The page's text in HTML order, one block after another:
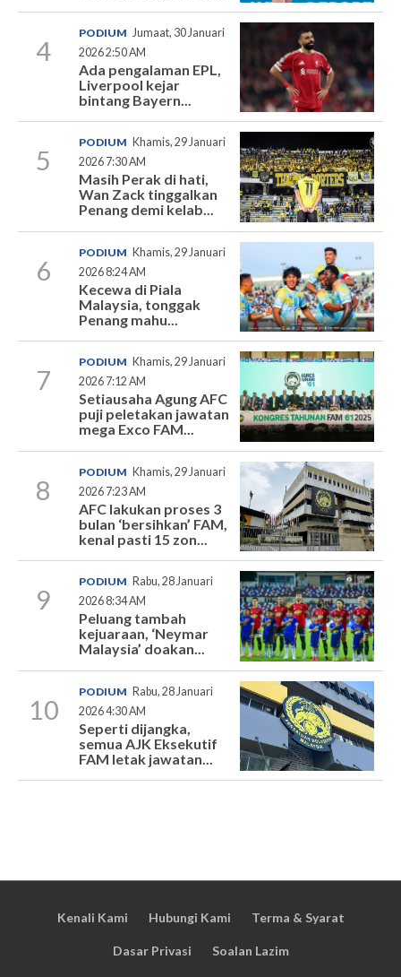
4
PODIUM Jumaat, 30 Januari
2026 2:50 AM
Ada pengalaman EPL,
Liverpool kejar
bintang Bayern...
5
PODIUM Khamis, 29 Januari
2026 7:30 AM
Masih Perak di hati,
Wan Zack tinggalkan
Penang demi kelab...
6
PODIUM Khamis, 29 Januari
2026 8:24 AM
Kecewa di Piala
Malaysia, tonggak
Penang mahu...
7
PODIUM Khamis, 29 Januari
2026 7:12 AM
Setiausaha Agung AFC
puji peletakan jawatan
mega Exco FAM...
8
PODIUM Khamis, 29 Januari
2026 7:23 AM
AFC lakukan proses 3
bulan ‘bersihkan’ FAM,
kenal pasti 15 zon...
9
PODIUM Rabu, 28 Januari
2026 8:34 AM
Peluang tambah
kejuaraan, ‘Neymar
Malaysia’ doakan...
10
PODIUM Rabu, 28 Januari
2026 4:30 AM
Seperti dijangka,
semua AJK Eksekutif
FAM letak jawatan...
Kenali Kami Hubungi Kami Terma & Syarat
Dasar Privasi Soalan Lazim